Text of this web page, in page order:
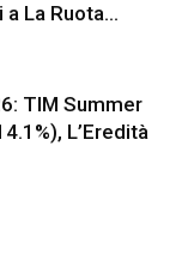
La Ruota...
TIM Summer
L’Eredità